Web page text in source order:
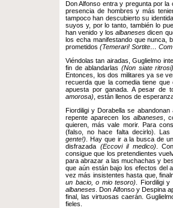
Don Alfonso entra y pregunta por
presencia de hombres y más
tampoco han descubierto su
suyos y, por lo tanto, también lo
han venido y losalbanesesdicen
los echa manifestando que nunca,
prometidos (Temerari! Sortite…
Viéndolas tan airadas, Guglielmo
fin de ablandarlas(Non siate
Entonces, los dos militares ya se
recuerda que la comedia tiene
apuesta por ganada. A pesar de
amorosa) , están llenos de
Fiordiligi y Dorabella se
repente aparecen los albaneses,
quieren, más vale morir. Para
(falso, no hace falta decirlo).
gente!) . Hay que ir a la busca de
disfrazada (Eccovi il medico) .
consigue que los pretendientes
para abrazar a las muchachas y
que aún están bajo los efectos del
vez más insistentes hasta que,
un bacio, o mio tesoro) . Fiordiligi
albaneses . Don Alfonso y Despina
final, las virtuosas caerán.
fieles.